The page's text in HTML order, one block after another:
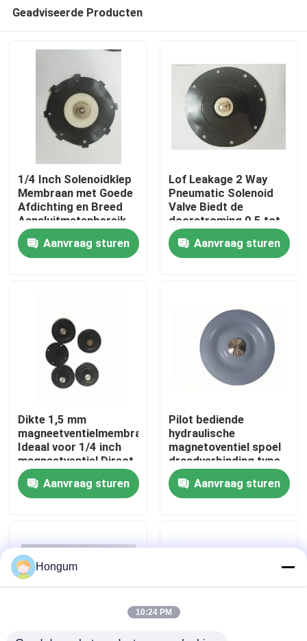
Huis
Over ons
fabriekstour
Kwaliteitscontrole
Nieuws
Vraag een offerte
Rubberdiafragmaverbindingen
Geadviseerde Producten
1/4 Inch Solenoidklep
Membraan met Goede
Afdichting en Breed
Aansluitmatenbereik
1/4 Inch tot 2 Inch
voor Veelzijdigheid
Aanvraag sturen
Lof Leakage 2 Way
Pneumatic Solenoid
Valve Biedt de
doorstroming 0,5 tot
5 Lmin in Pneumatic
SystemAanvraag sturen
Dikte 1,5 mm
magneetventielmembraan
Ideaal voor 1/4 inch
magneetventiel Direct
werkend pilotgestuurd
ventiel Type Gebruik
Aanvraag sturen
Pilot bediende
hydraulische
magnetoventiel spoel
draadverbinding type
ontworpen voor
prestaties in
hydraulische
Aanvraag sturen
Hongum
10:24 PM